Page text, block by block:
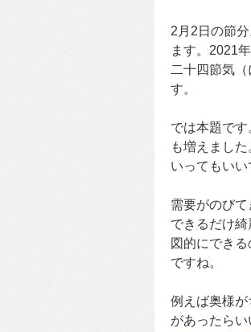
2月2日の節
ます。2021
二十四節気
す。
では本題で
も増えまし
いってもいい
需要がのび
できるだけ
図的にでき
ですね。
例えば奥様
があったらい